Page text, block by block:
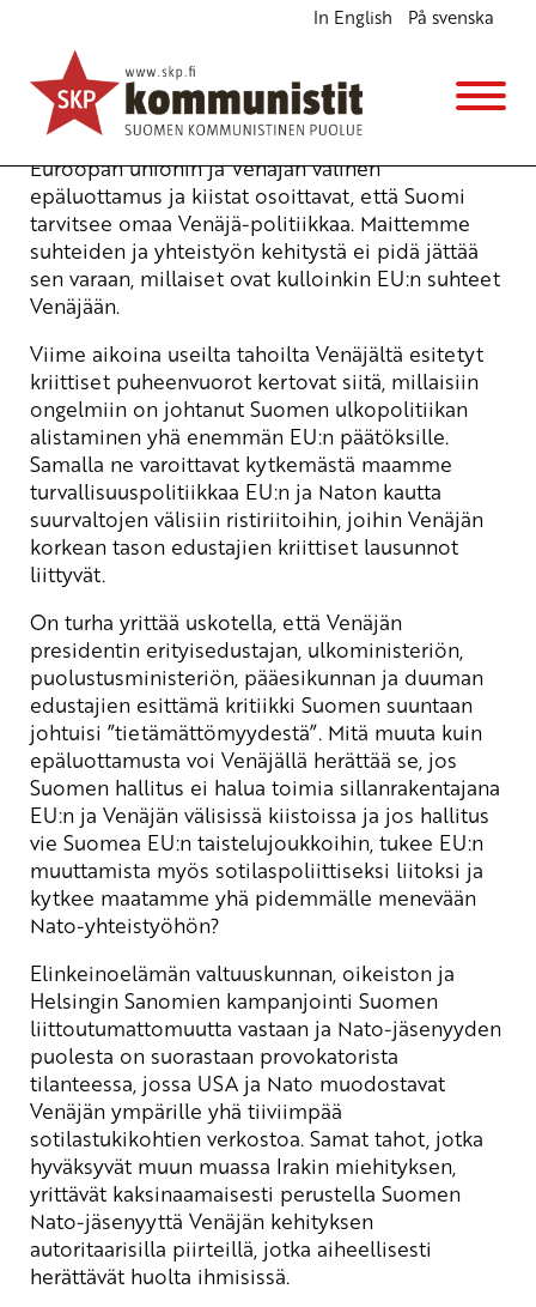
In English På svenska
Suomi tarvitsee omaa Venäjä-politiikkaa
Ajankohtaista
18.10.2006 - 8:56
Yrjö Hakanen
Euroopan unionin ja Venäjän välinen
epäluottamus ja kiistat osoittavat, että Suomi
tarvitsee omaa Venäjä-politiikkaa. Maittemme
suhteiden ja yhteistyön kehitystä ei pidä jättää
sen varaan, millaiset ovat kulloinkin EU:n suhteet
Venäjään.
Viime aikoina useilta tahoilta Venäjältä esitetyt
kriittiset puheenvuorot kertovat siitä, millaisiin
ongelmiin on johtanut Suomen ulkopolitiikan
alistaminen yhä enemmän EU:n päätöksille.
Samalla ne varoittavat kytkemästä maamme
turvallisuuspolitiikkaa EU:n ja Naton kautta
suurvaltojen välisiin ristiriitoihin, joihin Venäjän
korkean tason edustajien kriittiset lausunnot
liittyvät.
On turha yrittää uskotella, että Venäjän
presidentin erityisedustajan, ulkoministeriön,
puolustusministeriön, pääesikunnan ja duuman
edustajien esittämä kritiikki Suomen suuntaan
johtuisi ”tietämättömyydestä”. Mitä muuta kuin
epäluottamusta voi Venäjällä herättää se, jos
Suomen hallitus ei halua toimia sillanrakentajana
EU:n ja Venäjän välisissä kiistoissa ja jos hallitus
vie Suomea EU:n taistelujoukkoihin, tukee EU:n
muuttamista myös sotilaspoliittiseksi liitoksi ja
kytkee maatamme yhä pidemmälle menevään
Nato-yhteistyöhön?
Elinkeinoelämän valtuuskunnan, oikeiston ja
Helsingin Sanomien kampanjointi Suomen
liittoutumattomuutta vastaan ja Nato-jäsenyyden
puolesta on suorastaan provokatorista
tilanteessa, jossa USA ja Nato muodostavat
Venäjän ympärille yhä tiiviimpää
sotilastukikohtien verkostoa. Samat tahot, jotka
hyväksyvät muun muassa Irakin miehityksen,
yrittävät kaksinaamaisesti perustella Suomen
Nato-jäsenyyttä Venäjän kehityksen
autoritaarisilla piirteillä, jotka aiheellisesti
herättävät huolta ihmisissä.